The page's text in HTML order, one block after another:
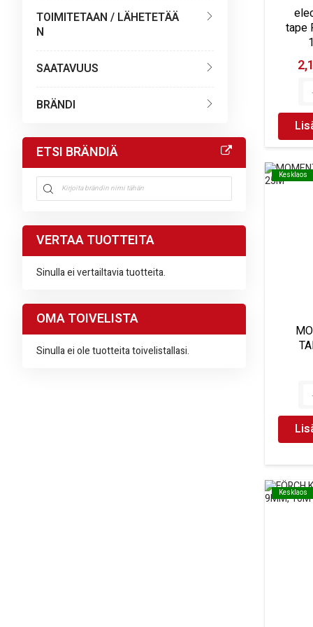
tape
Kesklaos
Kesklaos
Kesklaos
Kesklaos
TOIMITETAAN / LÄHETETÄÄ
N
SAATAVUUS
BRÄNDI
ETSI BRÄNDIÄ
VERTAA TUOTTEITA
Sinulla ei vertailtavia tuotteita.
OMA TOIVELISTA
Sinulla ei ole tuotteita toivelistallasi.